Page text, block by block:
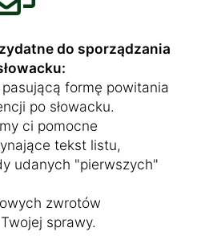
do sporządzania
formę powitania
po słowacku.
ci pomocne
tekst listu,
udanych "pierwszych"
zwrotów
sprawy.